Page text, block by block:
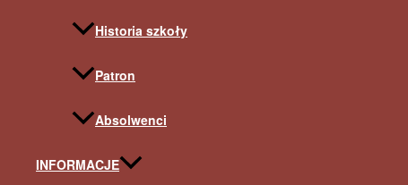
Historia szkoły
Patron
Absolwenci
INFORMACJE